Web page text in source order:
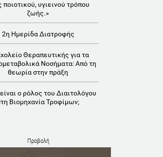
ποιοτικού, υγιεινού τρόπου
ζωής.»
2η Ημερίδα Διατροφής
Θεραπευτικής για τα
Νοσήματα: Aπό τη
θεωρία στην πράξη
ο ρόλος του Διαιτολόγου
Βιομηχανία Τροφίμων;
Προβολή